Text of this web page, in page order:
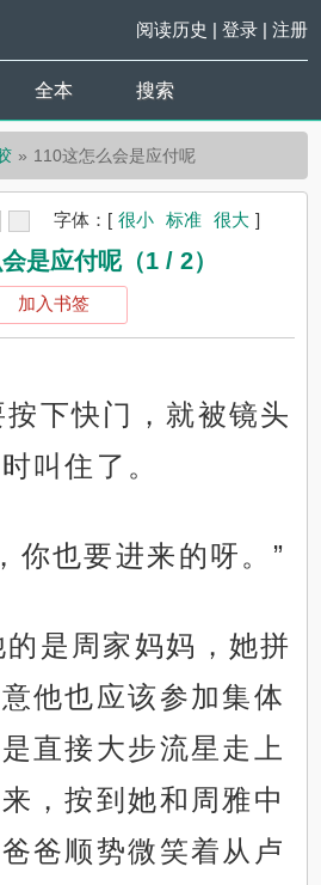
阅读历史 | 登录| 注册
全本 搜索
110这怎么会是应付呢
字体： [ 很小 标准 很大 ]
是应付呢（1 / 2）
加入书签
按下快门，就被镜头
叫住了。
你也要进来的呀。”
是周家妈妈，她拼
他也应该参加集体
直接大步流星走上
，按到她和周雅中
爸顺势微笑着从卢